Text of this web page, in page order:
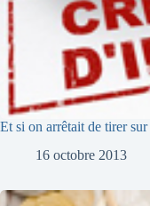
Et si on arrêtait de tirer
16 octobre 2013